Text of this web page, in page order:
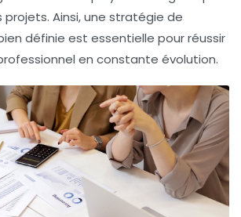
Ainsi, une stratégie de
définie est essentielle pour réussir
en constante évolution.